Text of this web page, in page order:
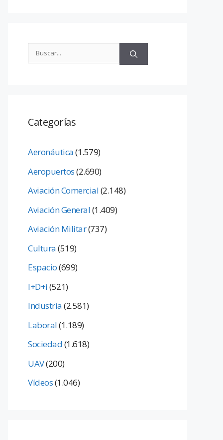
Categorías
Aeronáutica(1.579)
Aeropuertos(2.690)
Aviación Comercial(2.148)
Aviación General(1.409)
Aviación Militar(737)
Cultura(519)
Espacio(699)
I+D+i(521)
Industria(2.581)
Laboral(1.189)
Sociedad(1.618)
UAV(200)
Vídeos(1.046)